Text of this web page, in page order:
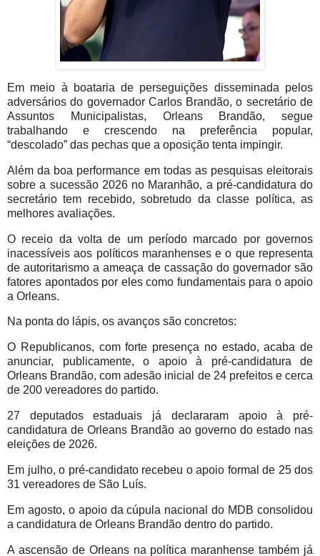
Em meio à boataria de perseguições disseminada pelos
adversários do governador Carlos Brandão, o secretário de
Assuntos Municipalistas, Orleans Brandão, segue
trabalhando e crescendo na preferência popular,
“descolado” das pechas que a oposição tenta impingir.
Além da boa performance em todas as pesquisas eleitorais
sobre a sucessão 2026 no Maranhão, a pré-candidatura do
secretário tem recebido, sobretudo da classe política, as
melhores avaliações.
O receio da volta de um período marcado por governos
inacessíveis aos políticos maranhenses e o que representa
de autoritarismo a ameaça de cassação do governador são
fatores apontados por eles como fundamentais para o apoio
a Orleans.
Na ponta do lápis, os avanços são concretos:
O Republicanos, com forte presença no estado, acaba de
anunciar, publicamente, o apoio à pré-candidatura de
Orleans Brandão, com adesão inicial de 24 prefeitos e cerca
de 200 vereadores do partido.
27 deputados estaduais já declararam apoio à pré-
candidatura de Orleans Brandão ao governo do estado nas
eleições de 2026.
Em julho, o pré-candidato recebeu o apoio formal de 25 dos
31 vereadores de São Luís.
Em agosto, o apoio da cúpula nacional do MDB consolidou
a candidatura de Orleans Brandão dentro do partido.
A ascensão de Orleans na política maranhense também já